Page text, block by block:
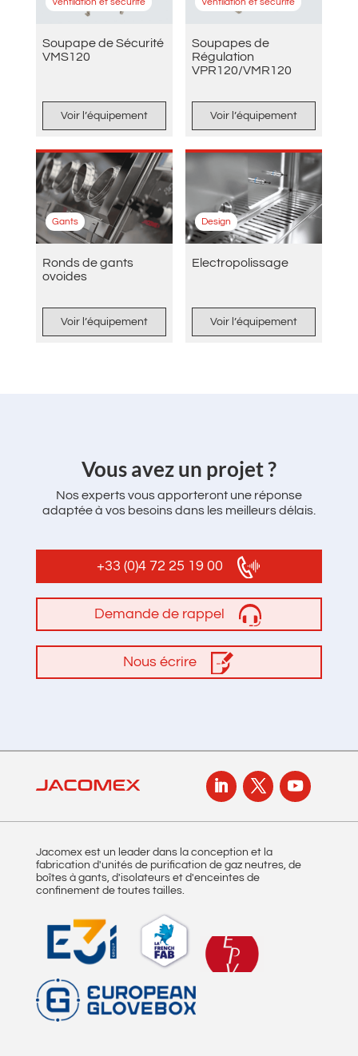
Ventilation et sécurité
Soupape de Sécurité
VMS120
Voir l’équipement
Ventilation et sécurité
Soupapes de
Régulation
VPR120/VMR120
Voir l’équipement
Gants
Ronds de gants
ovoides
Voir l’équipement
Design
Electropolissage
Voir l’équipement
‌Vous avez un projet ?
Nos experts vous apporteront une réponse
adaptée à vos besoins dans les meilleurs délais.
+33 (0)4 72 25 19 00
Demande de rappel
Nous écrire
Jacomex est un leader dans la conception et la
fabrication d'unités de purification de gaz neutres, de
boîtes à gants, d'isolateurs et d'enceintes de
confinement de toutes tailles.